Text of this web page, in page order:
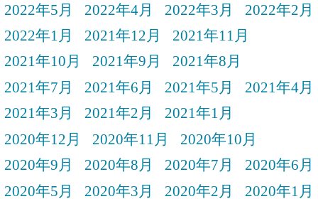
2022年5月
2022年4月 2022年3月
2022年2月
2022年1月
2021年12月
2021年11月
2021年10月
2021年9月
2021年8月
2021年7月
2021年6月 2021年5月
2021年4月
2021年3月
2021年2月
2021年1月
2020年12月
2020年11月
2020年10月
2020年9月
2020年8月 2020年7月
2020年6月
2020年5月
2020年3月 2020年2月
2020年1月